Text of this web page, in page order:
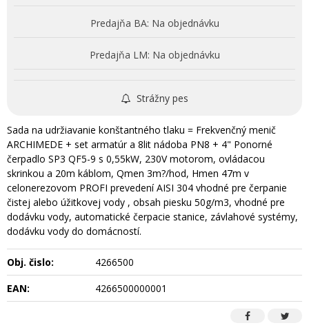
Predajňa BA: Na objednávku
Predajňa LM: Na objednávku
Strážny pes
Sada na udržiavanie konštantného tlaku = Frekvenčný menič
ARCHIMEDE + set armatúr a 8lit nádoba PN8 + 4" Ponorné
čerpadlo SP3 QF5-9 s 0,55kW, 230V motorom, ovládacou
skrinkou a 20m káblom, Qmen 3m?/hod, Hmen 47m v
celonerezovom PROFI prevedení AISI 304 vhodné pre čerpanie
čistej alebo úžitkovej vody , obsah piesku 50g/m3, vhodné pre
dodávku vody, automatické čerpacie stanice, závlahové systémy,
dodávku vody do domácností.
Obj. čislo:
4266500
EAN:
4266500000001